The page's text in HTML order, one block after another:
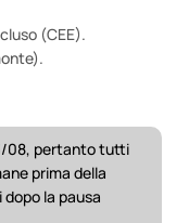
(CEE).
08, pertanto tutti
prima della
la pausa